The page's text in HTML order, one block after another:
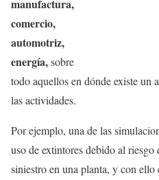
manufactura,
comercio,
automotriz,
energía,sobre
todo aquellos en dónde existe un
las actividades.
Por ejemplo, una de las
uso de extintores debido al riesgo
siniestro en una planta, y con ello